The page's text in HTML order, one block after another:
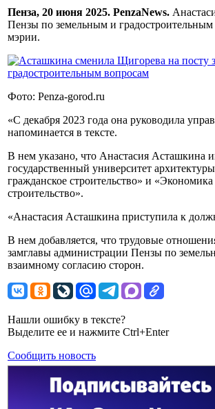
Пенза, 20 июня 2025. PenzaNews.
Пензы по земельным и
мэрии.
Фото: Penza-gorod.ru
«С декабря 2023 года она руководила
напоминается в тексте.
В нем указано, что Анастасия Асташкина
государственный университет
гражданское строительство» и
строительство».
«Анастасия Асташкина приступила к
В нем добавляется, что трудовые
замглавы администрации Пензы по
взаимному согласию сторон.
Нашли ошибку в тексте?
Выделите ее и нажмите Ctrl+Enter
Сообщить новость